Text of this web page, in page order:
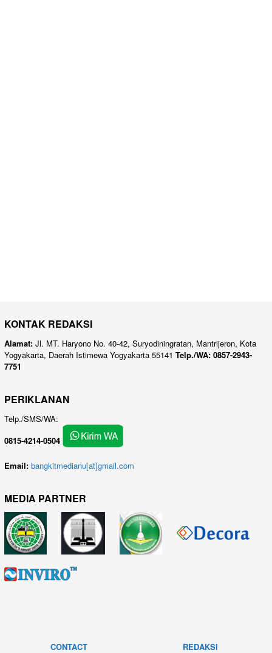
KONTAK REDAKSI
Alamat: Jl. MT. Haryono No. 40-42, Suryodiningratan, Mantrijeron, Kota
Yogyakarta, Daerah Istimewa Yogyakarta 55141 Telp./WA: 0857-2943-
7751
PERIKLANAN
Telp./SMS/WA:
0815-4214-0504
Email: bangkitmedianu[at]gmail.com
MEDIA PARTNER
CONTACT
REDAKSI